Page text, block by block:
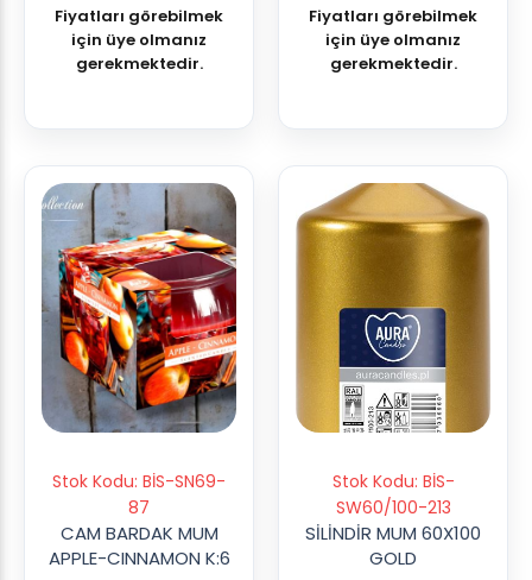
Fiyatları görebilmek
için üye olmanız
gerekmektedir.
Fiyatları görebilmek
için üye olmanız
gerekmektedir.
Stok Kodu: BİS-SN69-
87
CAM BARDAK MUM
APPLE-CINNAMON K:6
Stok Kodu: BİS-
SW60/100-213
SİLİNDİR MUM 60X100
GOLD